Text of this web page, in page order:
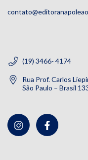
(19) 3466- 4174
Rua Prof. Carlos
São Paulo – Brasil